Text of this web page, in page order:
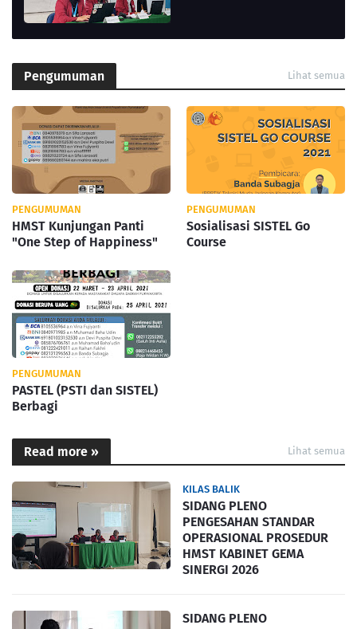
Pengumuman Lihat semua
PENGUMUMAN
HMST Kunjungan Panti
"One Step of Happiness"
PENGUMUMAN
Sosialisasi SISTEL Go
Course
PENGUMUMAN
PASTEL (PSTI dan SISTEL)
Berbagi
Read more » Lihat semua
KILAS BALIK
SIDANG PLENO
PENGESAHAN STANDAR
OPERASIONAL PROSEDUR
HMST KABINET GEMA
SINERGI 2026
SIDANG PLENO